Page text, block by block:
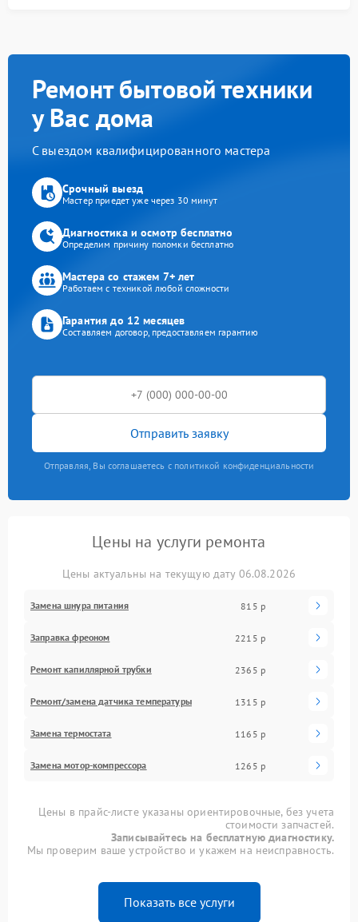
Ремонт бытовой техники
у Вас дома
С выездом квалифицированного мастера
Срочный выезд
Мастер приедет уже через 30 минут
Диагностика и осмотр бесплатно
Определим причину поломки бесплатно
Мастера со стажем 7+ лет
Работаем с техникой любой сложности
Гарантия до 12 месяцев
Составляем договор, предоставляем гарантию
Отправить заявку
Отправляя, Вы соглашаетесь с политикой конфиденциальности
Цены на услуги ремонта
Цены актуальны на текущую дату 06.08.2026
Замена шнура питания 815 р
Заправка фреоном 2215 р
Ремонт капиллярной трубки 2365 р
Ремонт/замена датчика температуры 1315 р
Замена термостата 1165 р
Замена мотор-компрессора 1265 р
Цены в прайс-листе указаны ориентировочные, без учета
стоимости запчастей.
Записывайтесь на бесплатную диагностику.
Мы проверим ваше устройство и укажем на неисправность.
Показать все услуги